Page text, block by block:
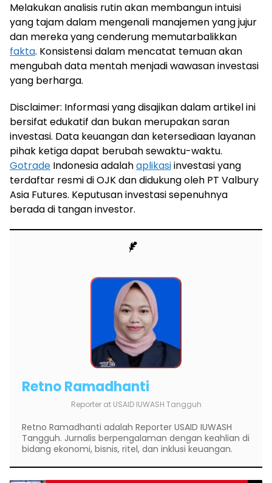
Melakukan analisis rutin akan membangun intuisi
yang tajam dalam mengenali manajemen yang jujur
dan mereka yang cenderung memutarbalikkan
fakta. Konsistensi dalam mencatat temuan akan
mengubah data mentah menjadi wawasan investasi
yang berharga.
Disclaimer: Informasi yang disajikan dalam artikel ini
bersifat edukatif dan bukan merupakan saran
investasi. Data keuangan dan ketersediaan layanan
pihak ketiga dapat berubah sewaktu-waktu.
Gotrade Indonesia adalahaplikasiinvestasi yang
terdaftar resmi di OJK dan didukung oleh PT Valbury
Asia Futures. Keputusan investasi sepenuhnya
berada di tangan investor.
Retno Ramadhanti
Reporter at USAID IUWASH Tangguh
Retno Ramadhanti adalah Reporter USAID IUWASH
Tangguh. Jurnalis berpengalaman dengan keahlian di
bidang ekonomi, bisnis, ritel, dan inklusi keuangan.